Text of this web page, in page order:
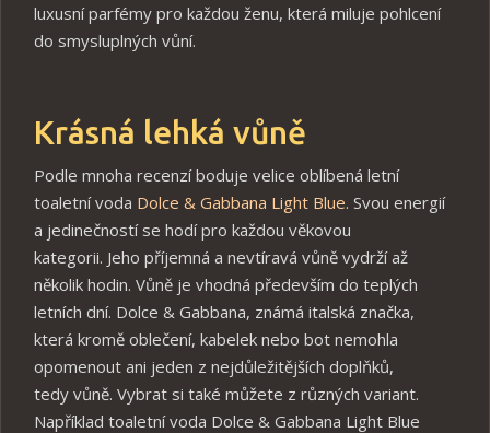
luxusní parfémy pro každou ženu, která miluje pohlcení
do smysluplných vůní.
Krásná lehká vůně
Podle mnoha recenzí boduje velice oblíbená letní
toaletní voda Dolce & Gabbana Light Blue. Svou energií
a jedinečností se hodí pro každou věkovou
kategorii. Jeho příjemná a nevtíravá vůně vydrží až
několik hodin. Vůně je vhodná především do teplých
letních dní. Dolce & Gabbana, známá italská značka,
která kromě oblečení, kabelek nebo bot nemohla
opomenout ani jeden z nejdůležitějších doplňků,
tedy vůně. Vybrat si také můžete z různých variant.
Například toaletní voda Dolce & Gabbana Light Blue